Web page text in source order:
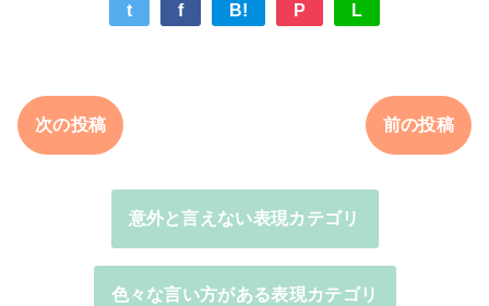
t f B! P L
次の投稿 前の投稿
意外と言えない表現カテゴリ
色々な言い方がある表現カテゴリ